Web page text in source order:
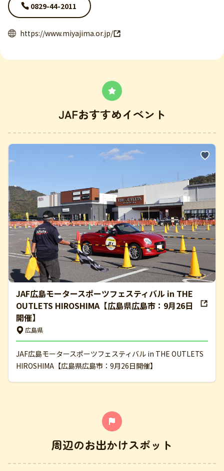
0829-44-2011
https://www.miyajima.or.jp/
JAFおすすめイベント
JAF広島モータースポーツフェスティバル in THE
OUTLETS HIROSHIMA【広島県広島市：9月26日
開催】
広島県
JAF広島モータースポーツフェスティバル in THE OUTLETS
HIROSHIMA【広島県広島市：9月26日開催】
周辺のお出かけスポット